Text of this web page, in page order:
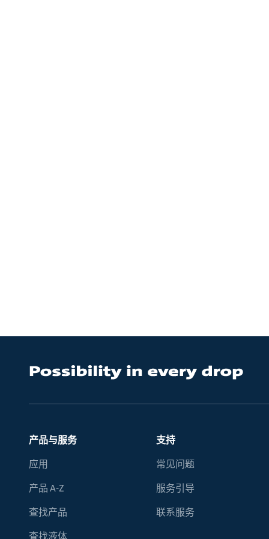
产品与服务
应用
产品 A-Z
查找产品
查找液体
支持
常见问题
服务引导
联系服务